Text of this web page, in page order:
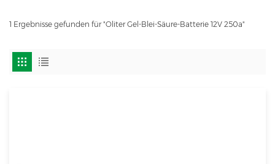
1 Ergebnisse gefunden für "Oliter Gel-Blei-Säure-Batterie 12V 250a"